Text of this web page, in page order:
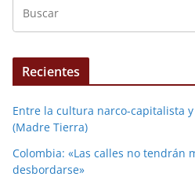
Recientes
Entre la cultura narco-capitalista
(Madre Tierra)
Colombia: «Las calles no tendrán
desbordarse»